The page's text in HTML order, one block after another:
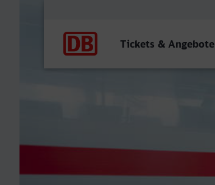
Tickets & Angebote